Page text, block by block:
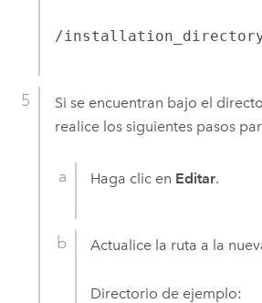
/
Si se encuentran bajo el
realice los siguientes pasos
Haga clic en Editar.
Actualice la ruta a la
Directorio de ejemplo: